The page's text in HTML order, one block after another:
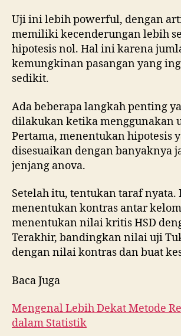
Uji ini lebih powerful, dengan
memiliki kecenderungan lebih
hipotesis nol. Hal ini karena
kemungkinan pasangan yang
sedikit.
Ada beberapa langkah penting
dilakukan ketika menggunakan
Pertama, menentukan hipotesis
disesuaikan dengan banyaknya
jenjang anova.
Setelah itu, tentukan taraf nyata.
menentukan kontras antar
menentukan nilai kritis HSD
Terakhir, bandingkan nilai uji
dengan nilai kontras dan buat
Baca Juga
Mengenal Lebih Dekat Metode
dalam Statistik